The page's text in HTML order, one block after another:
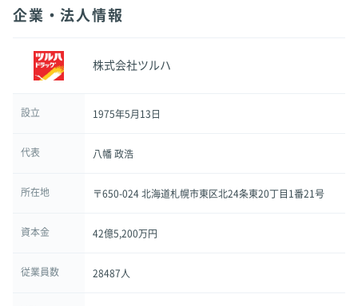
企業・法人情報
株式会社ツルハ
設立 1975年5月13日
代表 八幡 政浩
所在地 〒650-024 北海道札幌市東区北24条東20丁目1番21号
資本金 42億5,200万円
従業員数 28487人